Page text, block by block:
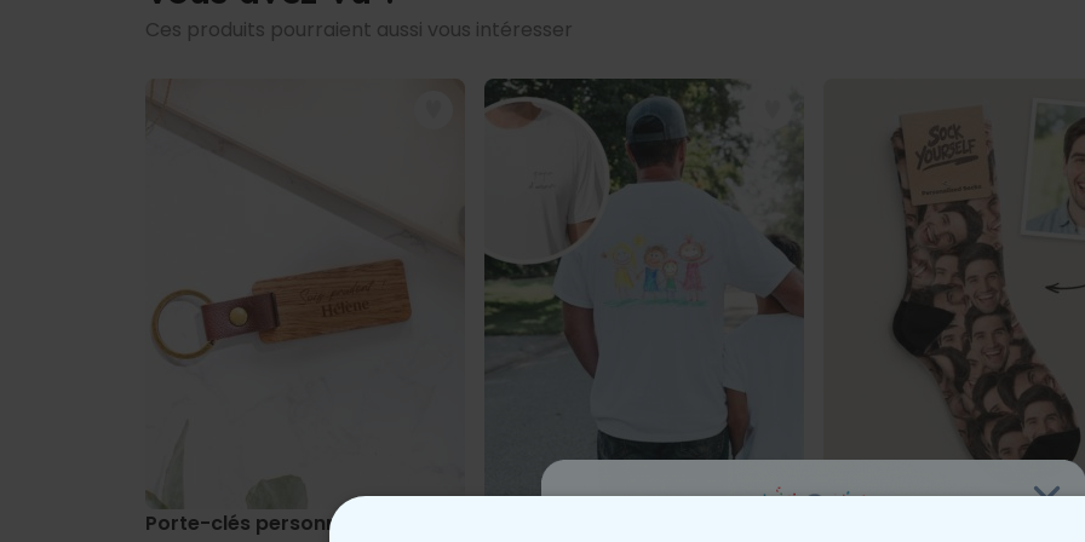
Ces produits pourraient aussi vous intéresser
Porte-clés personnalisé en bois avec texte